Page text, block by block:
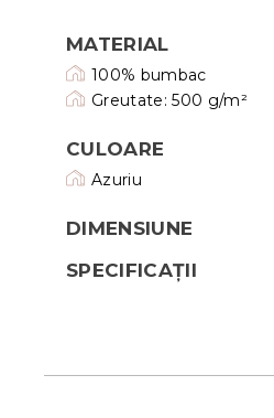
MATERIAL
100% bumbac
Greutate: 500 g/m²
CULOARE
Azuriu
DIMENSIUNE
SPECIFICAȚII